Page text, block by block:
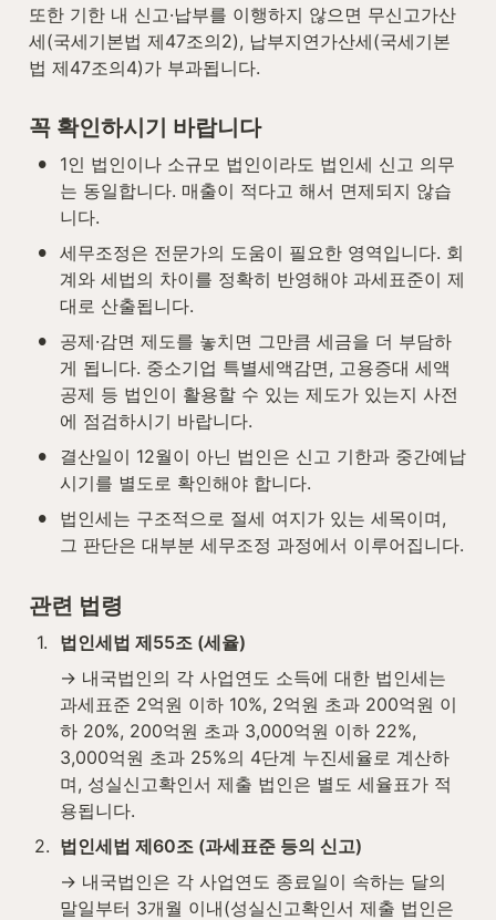
또한 기한 내 신고·납부를 이행하지 않으면 무신고가산
세(국세기본법 제47조의2), 납부지연가산세(국세기본
법 제47조의4)가 부과됩니다.
꼭 확인하시기 바랍니다
•
1인 법인이나 소규모 법인이라도 법인세 신고 의무
는 동일합니다. 매출이 적다고 해서 면제되지 않습
니다.
• 세무조정은 전문가의 도움이 필요한 영역입니다. 회
계와 세법의 차이를 정확히 반영해야 과세표준이 제
대로 산출됩니다.
•
공제·감면 제도를 놓치면 그만큼 세금을 더 부담하
게 됩니다. 중소기업 특별세액감면, 고용증대 세액
공제 등 법인이 활용할 수 있는 제도가 있는지 사전
에 점검하시기 바랍니다.
•
결산일이 12월이 아닌 법인은 신고 기한과 중간예납
시기를 별도로 확인해야 합니다.
•
법인세는 구조적으로 절세 여지가 있는 세목이며,
그 판단은 대부분 세무조정 과정에서 이루어집니다.
관련 법령
1.
법인세법 제55조 (세율)
→ 내국법인의 각 사업연도 소득에 대한 법인세는
과세표준 2억원 이하 10%, 2억원 초과 200억원 이
하 20%, 200억원 초과 3,000억원 이하 22%,
3,000억원 초과 25%의 4단계 누진세율로 계산하
며, 성실신고확인서 제출 법인은 별도 세율표가 적
용됩니다.
2. 법인세법 제60조 (과세표준 등의 신고)
→ 내국법인은 각 사업연도 종료일이 속하는 달의
말일부터 3개월 이내(성실신고확인서 제출 법인은